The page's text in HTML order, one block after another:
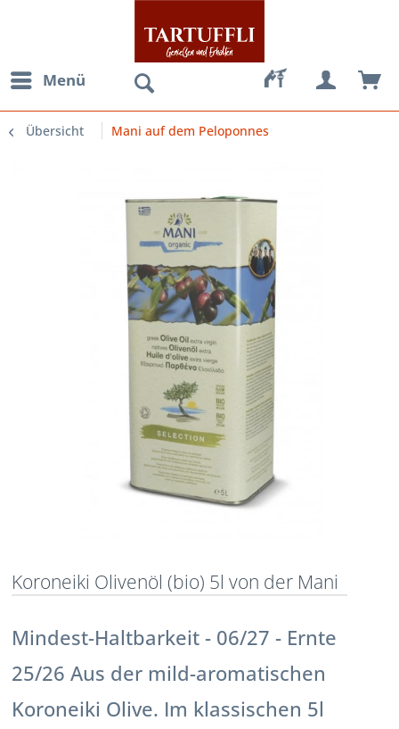
Menü
Übersicht Mani auf dem Peloponnes
Koroneiki Olivenöl (bio) 5l von der Mani
Mindest-Haltbarkeit - 06/27 - Ernte
25/26 Aus der mild-aromatischen
Koroneiki Olive. Im klassischen 5l